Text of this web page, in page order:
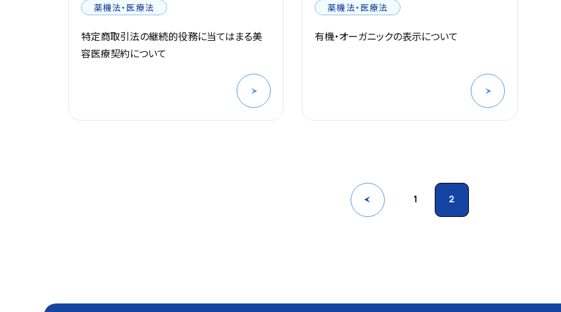
薬機法・医療法
特定商取引法の継続的役務に当てはまる美
容医療契約について
薬機法・医療法
有機・オーガニックの表示について
1 2